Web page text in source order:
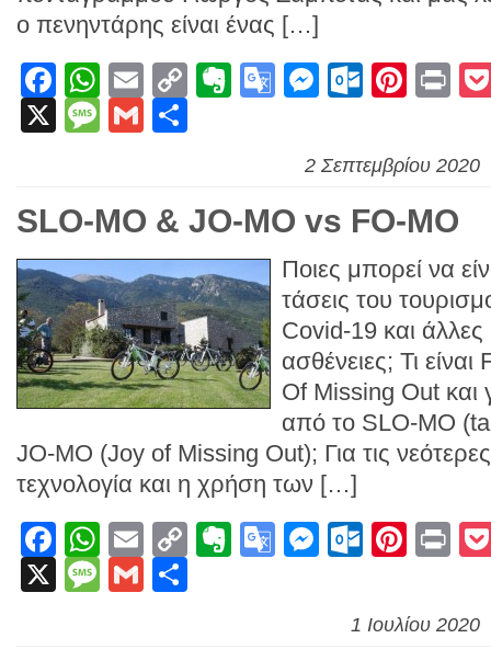
ο πενηντάρης είναι ένας […]
Facebook
WhatsApp
EmailCopyEvernote
Google
X
Message
Gmail
2 Σεπτεμβρίου 2020
SLO-MO & JO-MO vs FO-MO
Ποιες μπορεί να
τάσεις του
Covid-19 και άλλες
ασθένειες; Τι
Of Missing Out και
από το SLO-MO
JO-MO (Joy of Missing Out); Για τις νεότερες
τεχνολογία και η χρήση των […]
Facebook
WhatsApp
EmailCopyEvernote
Google
X
Message
Gmail
1 Ιουλίου 2020